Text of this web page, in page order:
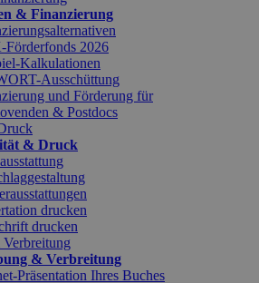
& Finanzierung
2026
Kalkulationen
Ausschüttung
und Förderung für
& Postdocs
& Druck
drucken
drucken
& Verbreitung
Präsentation Ihres Buches